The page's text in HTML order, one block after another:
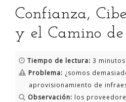
Confianza,
y el Camino
Tiempo de lectura: 3 minutos
Problema: ¿somos
aprovisionamiento de
Observación: los